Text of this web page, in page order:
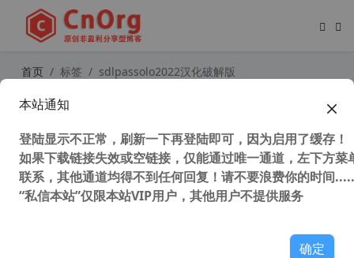
首页 标签 sdlpassolo2022汉化破解版
软件本地化工具 软件自动翻译工具
本站通知
登陆显示不正常，刷新一下再登陆即可，因为启用了缓存！
如果下载链接失效或空链接，仅能通过唯一通道，左下方菜
联系，其他通道均得不到任何回复！请不要浪费你的时间
“私信本站”仅限本站VIP用户，其他用户不提供服务
确定